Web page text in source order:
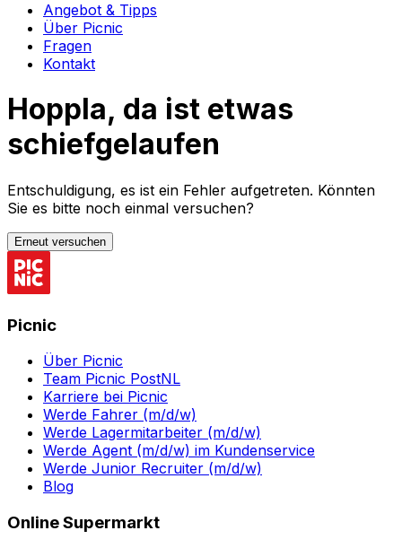
Angebot & Tipps
Über Picnic
Fragen
Kontakt
Hoppla, da ist etwas
schiefgelaufen
Entschuldigung, es ist ein Fehler aufgetreten. Könnten
Sie es bitte noch einmal versuchen?
Erneut versuchen
Picnic
Über Picnic
Team Picnic PostNL
Karriere bei Picnic
Werde Fahrer (m/d/w)
Werde Lagermitarbeiter (m/d/w)
Werde Agent (m/d/w) im Kundenservice
Werde Junior Recruiter (m/d/w)
Blog
Online Supermarkt